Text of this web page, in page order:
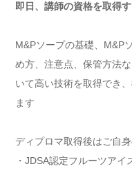
即日、講師の資格を取得
M&Pソープの基礎、M&P
め方、注意点、保管方法
いて高い技術を取得でき
ます
ディプロマ取得後はご自
・JDSA認定フルーツア